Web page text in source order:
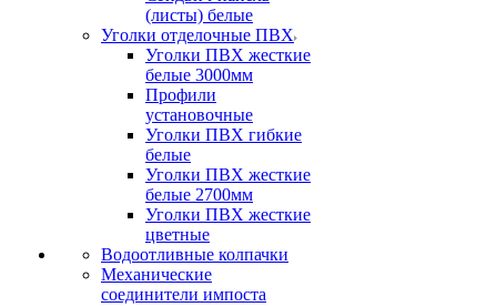
(листы) белые
Уголки отделочные ПВХ
Уголки ПВХ жесткие
белые 3000мм
Профили
установочные
Уголки ПВХ гибкие
белые
Уголки ПВХ жесткие
белые 2700мм
Уголки ПВХ жесткие
цветные
Водоотливные колпачки
Механические
соединители импоста